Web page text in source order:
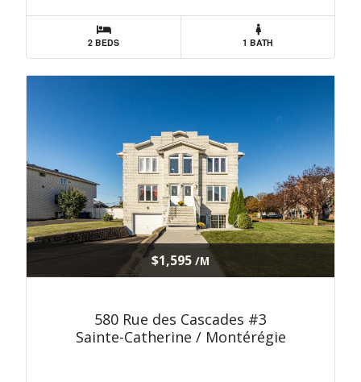
2 BEDS 1 BATH
$1,595 /M
580 Rue des Cascades #3
Sainte-Catherine / Montérégie